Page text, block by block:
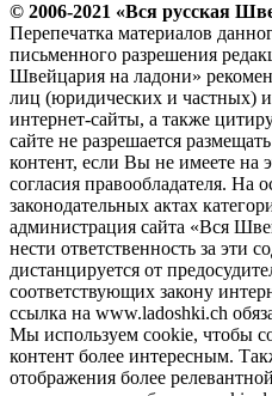
© 2006-2021 «Вся русская
Перепечатка материалов
письменного разрешения
Швейцария на ладони»
лиц (юридических и частных)
интернет-сайты, а также
сайте не разрешается
контент, если Вы не имеете на
согласия правообладателя. На
законодательных актах
администрация сайта «Вся
нести ответственность за эти
дистанцируется от
соответствующих закону
ссылка на www.ladoshki.ch
Мы используем cookie, чтобы
контент более интересным.
отображения более